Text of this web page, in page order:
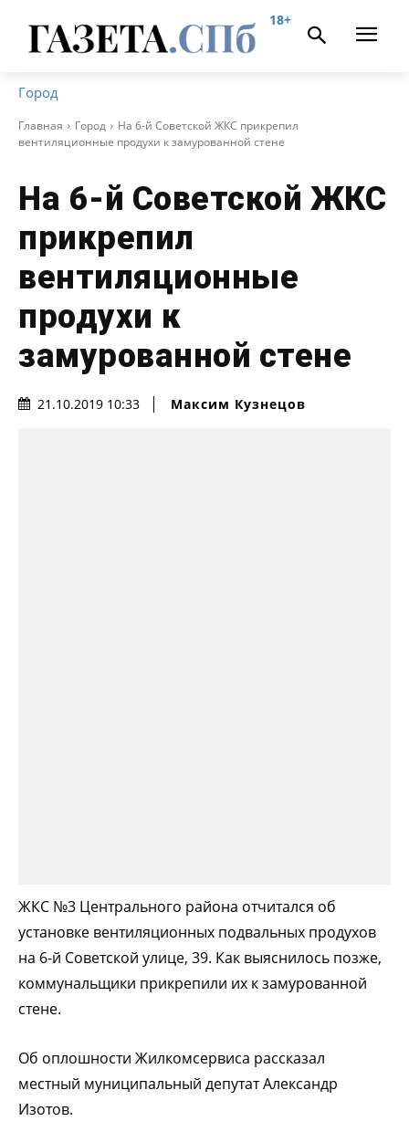
18+
Город
Главная Город
На 6-й Советской ЖКС прикрепил
вентиляционные продухи к замурованной стене
На 6-й Советской ЖКС
прикрепил
вентиляционные
продухи к
замурованной стене
21.10.2019 10:33 Максим Кузнецов
ЖКС №3 Центрального района отчитался об
установке вентиляционных подвальных продухов
на 6-й Советской улице, 39. Как выяснилось позже,
коммунальщики прикрепили их к замурованной
стене.
Об оплошности Жилкомсервиса рассказал
местный муниципальный депутат Александр
Изотов.